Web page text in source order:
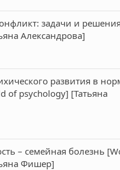
задачи и
Александрова]
развития в
of psychology] [Татьяна
– семейная болезнь
Фишер]